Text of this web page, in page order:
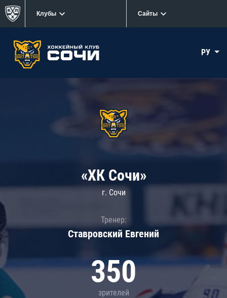
Клубы Сайты
РУ
«ХК Сочи»
г. Сочи
Тренер:
Ставровский Евгений
350
зрителей